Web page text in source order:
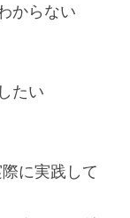
からない
たい
に実践して